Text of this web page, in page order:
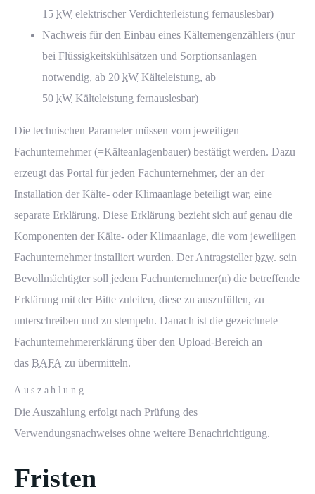
15 kW elektrischer Verdichterleistung fernauslesbar)
Nachweis für den Einbau eines Kältemengenzählers (nur
bei Flüssigkeitskühlsätzen und Sorptionsanlagen
notwendig, ab 20 kW Kälteleistung, ab
50 kW Kälteleistung fernauslesbar)
Die technischen Parameter müssen vom jeweiligen
Fachunternehmer (=Kälteanlagenbauer) bestätigt werden. Dazu
erzeugt das Portal für jeden Fachunternehmer, der an der
Installation der Kälte- oder Klimaanlage beteiligt war, eine
separate Erklärung. Diese Erklärung bezieht sich auf genau die
Komponenten der Kälte- oder Klimaanlage, die vom jeweiligen
Fachunternehmer installiert wurden. Der Antragsteller bzw. sein
Bevollmächtigter soll jedem Fachunternehmer(n) die betreffende
Erklärung mit der Bitte zuleiten, diese zu auszufüllen, zu
unterschreiben und zu stempeln. Danach ist die gezeichnete
Fachunternehmererklärung über den Upload-Bereich an
das BAFA zu übermitteln.
Auszahlung
Die Auszahlung erfolgt nach Prüfung des
Verwendungsnachweises ohne weitere Benachrichtigung.
Fristen